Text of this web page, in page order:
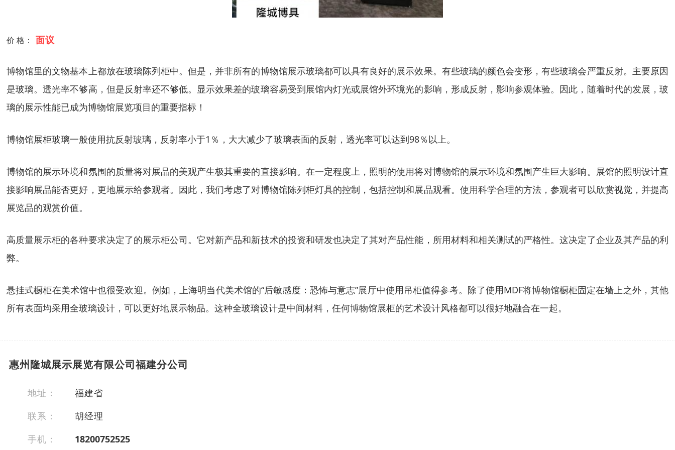
价 格： 面议
博物馆里的文物基本上都放在玻璃陈列柜中。但是，并非所有的博物馆展示玻璃都可以具有良好的展示效果。有些玻璃的颜色会变形，有些玻璃会严重反射。主要原因
是玻璃。透光率不够高，但是反射率还不够低。显示效果差的玻璃容易受到展馆内灯光或展馆外环境光的影响，形成反射，影响参观体验。因此，随着时代的发展，玻
璃的展示性能已成为博物馆展览项目的重要指标！
博物馆展柜玻璃一般使用抗反射玻璃，反射率小于1％，大大减少了玻璃表面的反射，透光率可以达到98％以上。
博物馆的展示环境和氛围的质量将对展品的美观产生极其重要的直接影响。在一定程度上，照明的使用将对博物馆的展示环境和氛围产生巨大影响。展馆的照明设计直
接影响展品能否更好，更地展示给参观者。因此，我们考虑了对博物馆陈列柜灯具的控制，包括控制和展品观看。使用科学合理的方法，参观者可以欣赏视觉，并提高
展览品的观赏价值。
高质量展示柜的各种要求决定了的展示柜公司。它对新产品和新技术的投资和研发也决定了其对产品性能，所用材料和相关测试的严格性。这决定了企业及其产品的利
弊。
悬挂式橱柜在美术馆中也很受欢迎。例如，上海明当代美术馆的“后敏感度：恐怖与意志”展厅中使用吊柜值得参考。除了使用MDF将博物馆橱柜固定在墙上之外，其他
所有表面均采用全玻璃设计，可以更好地展示物品。这种全玻璃设计是中间材料，任何博物馆展柜的艺术设计风格都可以很好地融合在一起。
惠州隆城展示展览有限公司福建分公司
地址：
福建省
联系：
胡经理
手机：
18200752525